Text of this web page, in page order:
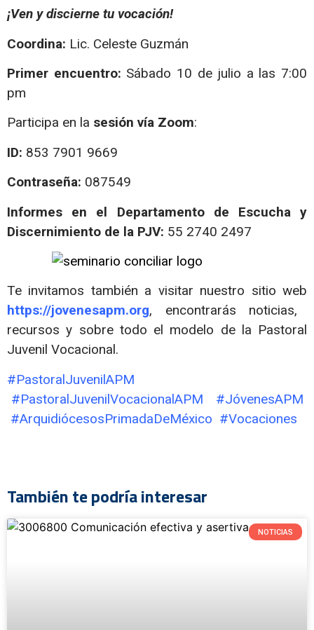
¡Ven y discierne tu vocación!
Coordina: Lic. Celeste Guzmán
Primer encuentro: Sábado 10 de julio a las 7:00
pm
Participa en la sesión vía Zoom:
ID: 853 7901 9669
Contraseña: 087549
Informes en el Departamento de Escucha y
Discernimiento de la PJV: 55 2740 2497
Te invitamos también a visitar nuestro sitio web
https://jovenesapm.org, encontrarás noticias,
recursos y sobre todo el modelo de la Pastoral
Juvenil Vocacional.
#PastoralJuvenilAPM
#PastoralJuvenilVocacionalAPM #JóvenesAPM
#ArquidiócesosPrimadaDeMéxico #Vocaciones
También te podría interesar
NOTICIAS